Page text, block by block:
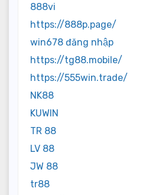
888vi
https://888p.page/
win678 đăng nhập
https://tg88.mobile/
https://555win.trade/
NK88
KUWIN
TR 88
LV 88
JW 88
tr88